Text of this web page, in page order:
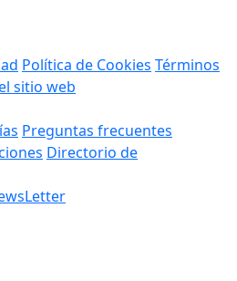
Política de Cookies Términos
sitio web
Preguntas frecuentes
Directorio de